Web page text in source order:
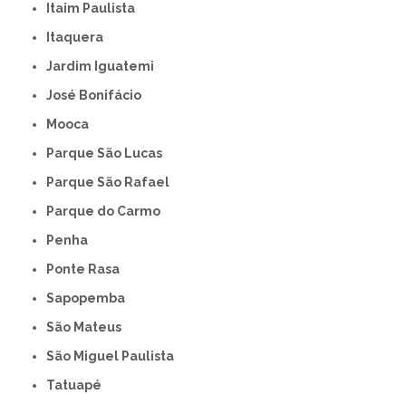
Itaim Paulista
Itaquera
Jardim Iguatemi
José Bonifácio
Mooca
Parque São Lucas
Parque São Rafael
Parque do Carmo
Penha
Ponte Rasa
Sapopemba
São Mateus
São Miguel Paulista
Tatuapé